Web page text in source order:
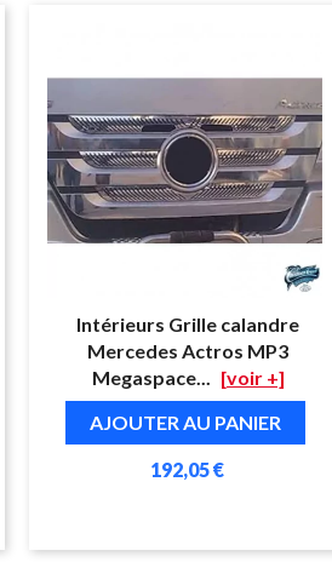
Intérieurs Grille calandre
Mercedes Actros MP3
Megaspace...
[voir +]
AJOUTER AU PANIER
192,05 €